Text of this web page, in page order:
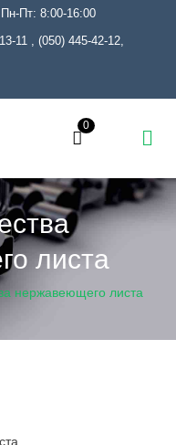
Пн-Пт: 8:00-16:00
11 , (050) 445-42-12,
0
листа
нержавеющего листа